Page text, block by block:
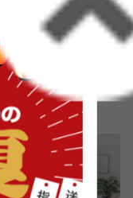
を探す